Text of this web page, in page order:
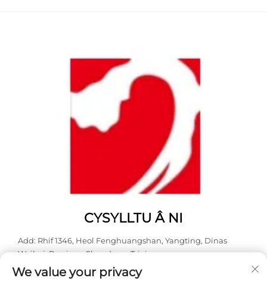
CYSYLLTU Â NI
Add: Rhif 1346, Heol Fenghuangshan, Yangting, Dinas
Weihai, Provins o Shandong, Tsieina.
Ffôn:0631 5900466
We value your privacy